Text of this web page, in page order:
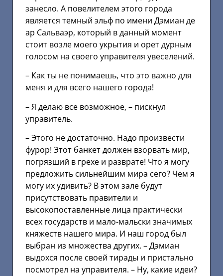
занесло. А повелителем этого города
является темный эльф по имени Дэмиан де
ар Сальваэр, который в данный момент
стоит возле моего укрытия и орет дурным
голосом на своего управителя увеселений.
– Как ты не понимаешь, что это важно для
меня и для всего нашего города!
– Я делаю все возможное, – пискнул
управитель.
– Этого не достаточно. Надо произвести
фурор! Этот банкет должен взорвать мир,
погрязший в грехе и разврате! Что я могу
предложить сильнейшим мира сего? Чем я
могу их удивить? В этом зале будут
присутствовать правители и
высокопоставленные лица практически
всех государств и мало-мальски значимых
княжеств нашего мира. И наш город был
выбран из множества других. – Дэмиан
выдохся после своей тирады и пристально
посмотрел на управителя. – Ну, какие идеи?